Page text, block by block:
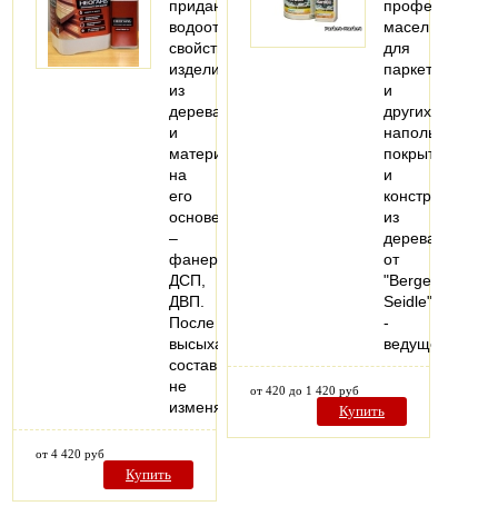
придания
водоотталкивающих
свойств
изделиям
из
дерева
и
материалам
на
его
основе
–
фанере,
ДСП,
ДВП.
После
высыхания
состав
не
изменяет…
от 4 420 руб
Купить
масел
для
паркета
и
других
напольных
покрытий
и
конструкций
из
дерева
от
"Berger-
Seidle"
-
ведущего…
от 420 до 1 420 руб
Купить